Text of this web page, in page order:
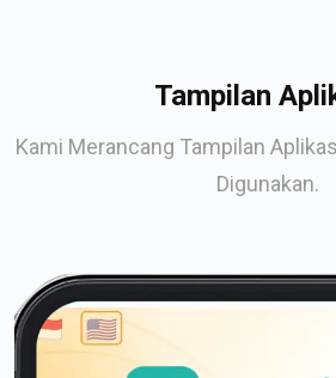
Tampilan
Kami Merancang Tampilan
Digunakan.